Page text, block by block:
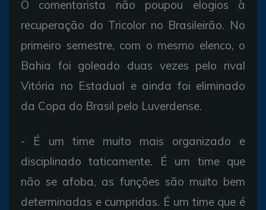
O comentarista não poupou elogios à
recuperação do Tricolor no Brasileirão. No
primeiro semestre, com o mesmo elenco, o
Bahia foi goleado duas vezes pelo rival
Vitória no Estadual e ainda foi eliminado
da Copa do Brasil pelo Luverdense.
- É um time muito mais organizado e
disciplinado taticamente. É um time que
não se afoba, as funções são muito bem
determinadas e cumpridas. É um time que é